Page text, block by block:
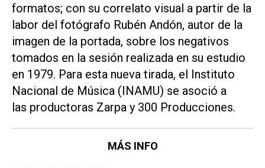
formatos; con su correlato visual a partir de la
labor del fotógrafo Rubén Andón, autor de la
imagen de la portada, sobre los negativos
tomados en la sesión realizada en su estudio
en 1979. Para esta nueva tirada, el Instituto
Nacional de Música (INAMU) se asoció a
las productoras Zarpa y 300 Producciones.
MÁS INFO